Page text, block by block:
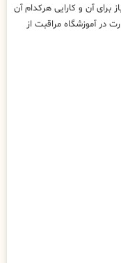
برای آن و کارایی هرکدام آن
در آموزشگاه مراقبت از